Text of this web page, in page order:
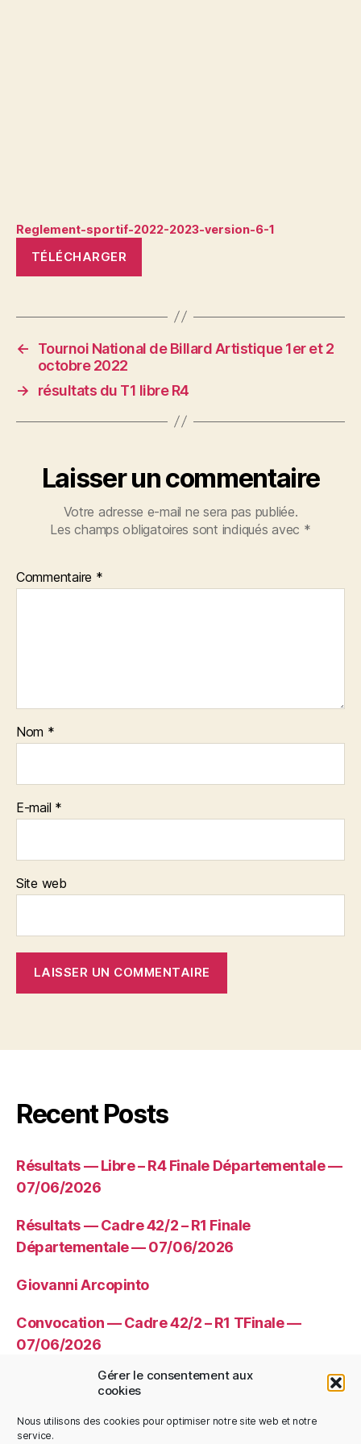
Gérer le consentement aux
cookies
Nous utilisons des cookies pour optimiser notre site web et notre
service.
Reglement-sportif-2022-2023-version-6-1
TÉLÉCHARGER
←
Tournoi National de Billard Artistique 1er et 2
octobre 2022
→
résultats du T1 libre R4
Laisser un commentaire
Votre adresse e-mail ne sera pas publiée.
Les champs obligatoires sont indiqués avec *
Commentaire *
Nom *
E-mail *
Site web
Recent Posts
Résultats — Libre – R4 Finale Départementale —
07/06/2026
Résultats — Cadre 42/2 – R1 Finale
Départementale — 07/06/2026
Giovanni Arcopinto
Convocation — Cadre 42/2 – R1 TFinale —
07/06/2026
Convocation — Libre – R4 TFinale —